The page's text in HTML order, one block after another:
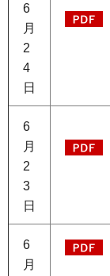
6
月
2
4
日
6
月
2
3
日
6
月